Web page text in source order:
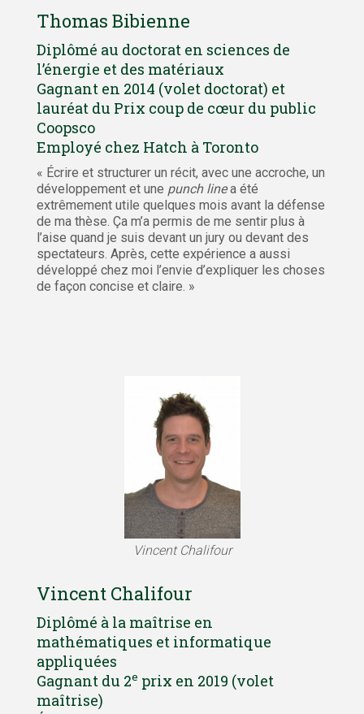
Thomas Bibienne
Diplômé au doctorat en sciences de
l’énergie et des matériaux
Gagnant en 2014 (volet doctorat) et
lauréat du Prix coup de cœur du public
Coopsco
Employé chez Hatch à Toronto
« Écrire et structurer un récit, avec une accroche, un
développement et une punch linea été
extrêmement utile quelques mois avant la défense
de ma thèse. Ça m’a permis de me sentir plus à
l’aise quand je suis devant un jury ou devant des
spectateurs. Après, cette expérience a aussi
développé chez moi l’envie d’expliquer les choses
de façon concise et claire. »
Vincent Chalifour
Vincent Chalifour
Diplômé à la maîtrise en
mathématiques et informatique
appliquées
Gagnant du 2e prix en 2019 (volet
maîtrise)